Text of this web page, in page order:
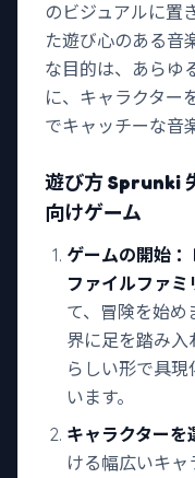
のビジュアルに置
た遊び心のある音
な目的は、あらゆ
に、キャラクター
でキャッチーな音
遊び方 Sprunki
向けゲーム
ゲームの開始
ファイルファ
て、冒険を始め
界に足を踏み
らしい形で具
います。
キャラクターを
ける幅広いキャ